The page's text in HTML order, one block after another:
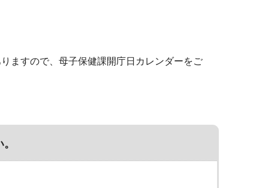
ますので、母子保健課開庁日カレンダーをご